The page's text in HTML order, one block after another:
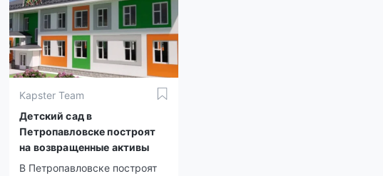
Kapster Team
Детский сад в
Петропавловске построят
на возвращенные активы
В Петропавловске построят